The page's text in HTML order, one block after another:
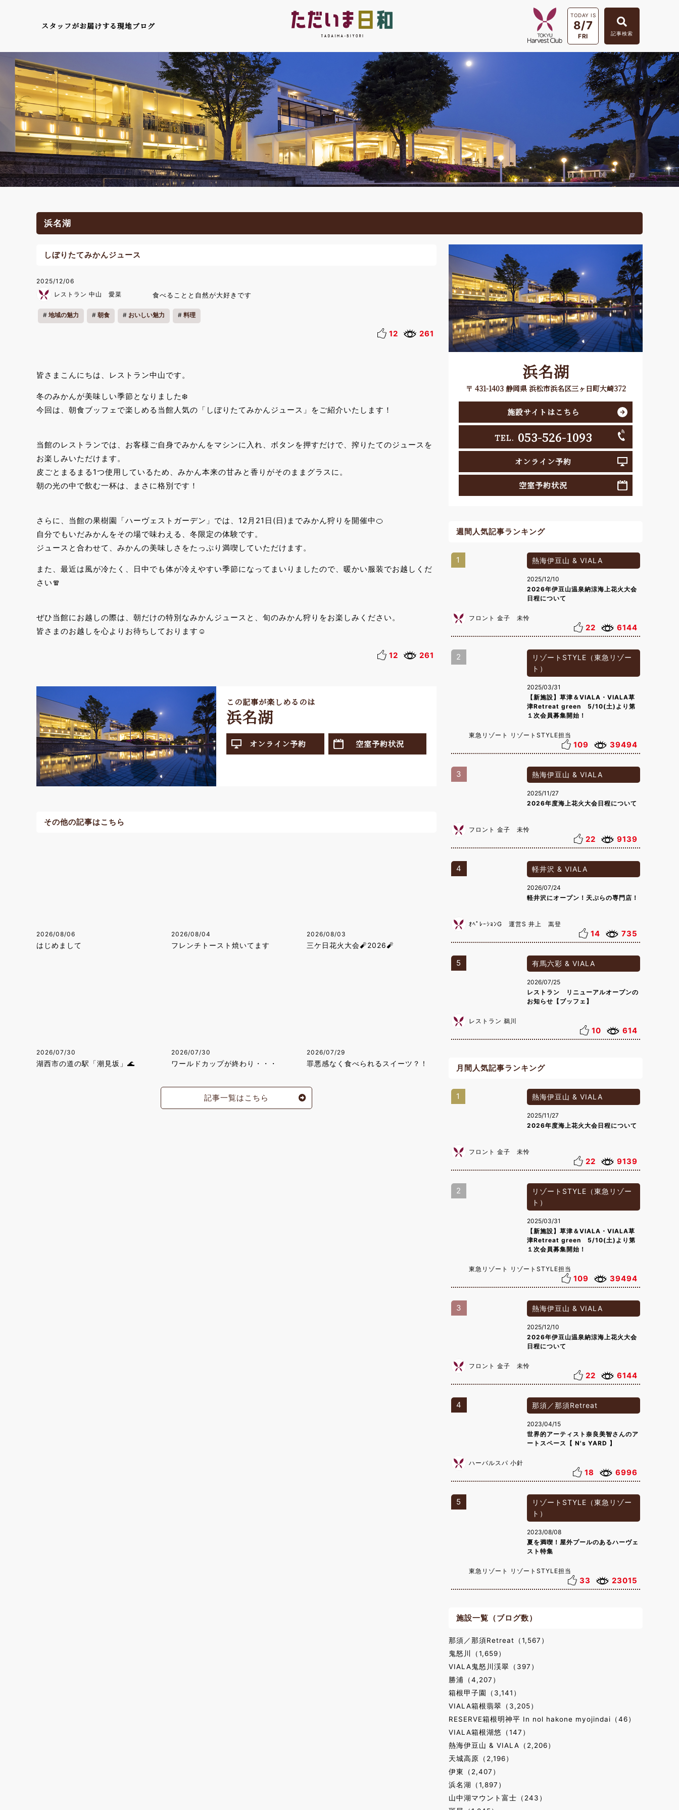
スタッフがお届けする現地ブログ
TODAY IS
8/7
FRI 記事検索
浜名湖
しぼりたてみかんジュース
2025/12/06
レストラン 中山 愛菜
食べることと自然が大好きです
地域の魅力 朝食 おいしい魅力 料理
12 261
皆さまこんにちは、レストラン中山です。
冬のみかんが美味しい季節となりました❄️
今回は、朝食ブッフェで楽しめる当館人気の「しぼりたてみかんジュース」をご紹介いたします！
当館のレストランでは、お客様ご自身でみかんをマシンに入れ、ボタンを押すだけで、搾りたてのジュースを
お楽しみいただけます。
皮ごとまるまる1つ使用しているため、みかん本来の甘みと香りがそのままグラスに。
朝の光の中で飲む一杯は、まさに格別です！
さらに、当館の果樹園「ハーヴェストガーデン」では、12月21日(日)までみかん狩りを開催中🍊
自分でもいだみかんをその場で味わえる、冬限定の体験です。
ジュースと合わせて、みかんの美味しさをたっぷり満喫していただけます。
また、最近は風が冷たく、日中でも体が冷えやすい季節になってまいりましたので、暖かい服装でお越しくだ
さい🧣
ぜひ当館にお越しの際は、朝だけの特別なみかんジュースと、旬のみかん狩りをお楽しみください。
皆さまのお越しを心よりお待ちしております☺
12 261
この記事が楽しめるのは
浜名湖
オンライン予約 空室予約状況
その他の記事はこちら
2026/08/06
はじめまして
2026/08/04
フレンチトースト焼いてます
2026/08/03
三ケ日花火大会🧨2026🧨
2026/07/30
湖西市の道の駅「潮見坂」🌊
2026/07/30
ワールドカップが終わり・・・
2026/07/29
罪悪感なく食べられるスイーツ？！
記事一覧はこちら
浜名湖
〒 431-1403 静岡県 浜松市浜名区三ヶ日町大崎372
施設サイトはこちら
TEL. 053-526-1093
オンライン予約
空室予約状況
週間人気記事ランキング
1 熱海伊豆山 & VIALA
2025/12/10
2026年伊豆山温泉納涼海上花火大会
日程について
フロント 金子 未怜
22 6144
2
リゾートSTYLE（東急リゾー
ト）
2025/03/31
【新施設】草津＆VIALA・VIALA草
津Retreat green 5/10(土)より第
１次会員募集開始！
東急リゾート リゾートSTYLE担当
109 39494
3 熱海伊豆山 & VIALA
2025/11/27
2026年度海上花火大会日程について
フロント 金子 未怜
22 9139
4 軽井沢 & VIALA
2026/07/24
軽井沢にオープン！天ぷらの専門店！
ｵﾍﾟﾚｰｼｮﾝG 運営S 井上 嵩登
14 735
5 有馬六彩 & VIALA
2026/07/25
レストラン リニューアルオープンの
お知らせ【ブッフェ】
レストラン 鵜川
10 614
月間人気記事ランキング
1 熱海伊豆山 & VIALA
2025/11/27
2026年度海上花火大会日程について
フロント 金子 未怜
22 9139
2
リゾートSTYLE（東急リゾー
ト）
2025/03/31
【新施設】草津＆VIALA・VIALA草
津Retreat green 5/10(土)より第
１次会員募集開始！
東急リゾート リゾートSTYLE担当
109 39494
3 熱海伊豆山 & VIALA
2025/12/10
2026年伊豆山温泉納涼海上花火大会
日程について
フロント 金子 未怜
22 6144
4 那須／那須Retreat
2023/04/15
世界的アーティスト奈良美智さんのア
ートスペース【 N's YARD 】
ハーバルスパ 小針
18 6996
5
リゾートSTYLE（東急リゾー
ト）
2023/08/08
夏を満喫！屋外プールのあるハーヴェ
スト特集
東急リゾート リゾートSTYLE担当
33 23015
施設一覧（ブログ数）
那須／那須Retreat（1,567）
鬼怒川（1,659）
VIALA鬼怒川渓翠（397）
勝浦（4,207）
箱根甲子園（3,141）
VIALA箱根翡翠（3,205）
RESERVE箱根明神平 In nol hakone myojindai（46）
VIALA箱根湖悠（147）
熱海伊豆山 & VIALA（2,206）
天城高原（2,196）
伊東（2,407）
浜名湖（1,897）
山中湖マウント富士（243）